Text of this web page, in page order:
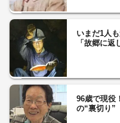
いまだ1人
「故郷に
96歳で現役
の“裏切り”